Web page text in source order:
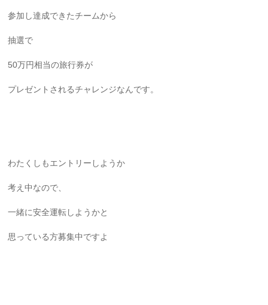
参加し達成できたチームから
抽選で
50万円相当の旅行券が
プレゼントされるチャレンジなんです。
わたくしもエントリーしようか
考え中なので、
一緒に安全運転しようかと
思っている方募集中ですよ